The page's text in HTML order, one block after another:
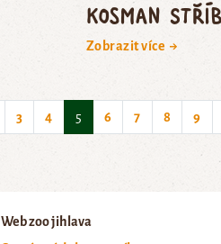
kosman
Zobrazit více →
3 4 5(current)
6 7 8 9
Web zoo jihlava